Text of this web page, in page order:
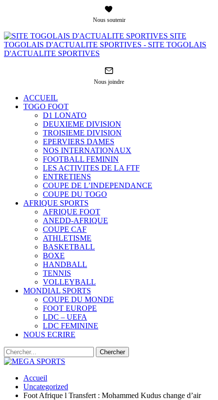
Nous soutenir
SITE
TOGOLAIS D'ACTUALITE SPORTIVES - SITE TOGOLAIS
D'ACTUALITE SPORTIVES
Nous joindre
ACCUEIL
TOGO FOOT
D1 LONATO
DEUXIEME DIVISION
TROISIEME DIVISION
EPERVIERS DAMES
NOS INTERNATIONAUX
FOOTBALL FEMININ
LES ACTIVITES DE LA FTF
ENTRETIENS
COUPE DE L’INDEPENDANCE
COUPE DU TOGO
AFRIQUE SPORTS
AFRIQUE FOOT
ANEDD-AFRIQUE
COUPE CAF
ATHLETISME
BASKETBALL
BOXE
HANDBALL
TENNIS
VOLLEYBALL
MONDIAL SPORTS
COUPE DU MONDE
FOOT EUROPE
LDC – UEFA
LDC FEMININE
NOUS ECRIRE
Accueil
Uncategorized
Foot Afrique l Transfert : Mohammed Kudus change d’air